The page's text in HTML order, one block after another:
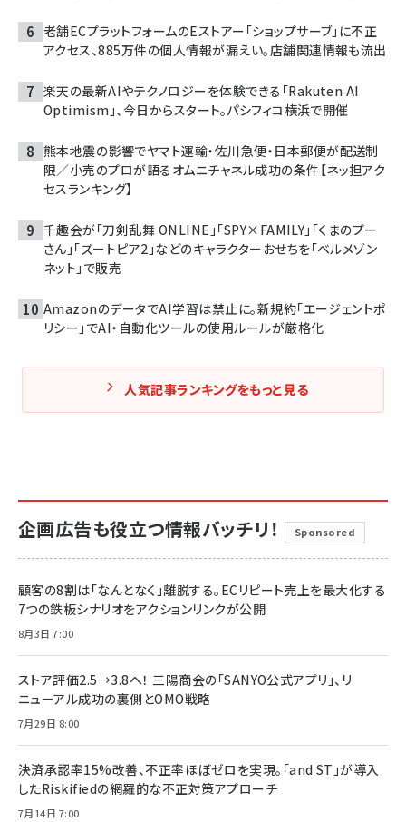
老舗ECプラットフォームのEストアー「ショップサーブ」に不正
アクセス、885万件の個人情報が漏えい。店舗関連情報も流出
楽天の最新AIやテクノロジーを体験できる「Rakuten AI
Optimism」、今日からスタート。パシフィコ横浜で開催
熊本地震の影響でヤマト運輸・佐川急便・日本郵便が配送制
限／小売のプロが語るオムニチャネル成功の条件【ネッ担アク
セスランキング】
千趣会が「刀剣乱舞 ONLINE」「SPY×FAMILY」「くまのプー
さん」「ズートピア2」などのキャラクターおせちを「ベルメゾン
ネット」で販売
AmazonのデータでAI学習は禁止に。新規約「エージェントポ
リシー」でAI・自動化ツールの使用ルールが厳格化
人気記事ランキングをもっと見る
企画広告も役立つ情報バッチリ！ Sponsored
顧客の8割は「なんとなく」離脱する。ECリピート売上を最大化する
7つの鉄板シナリオをアクションリンクが公開
8月3日 7:00
ストア評価2.5→3.8へ！ 三陽商会の「SANYO公式アプリ」、リ
ニューアル成功の裏側とOMO戦略
7月29日 8:00
決済承認率15%改善、不正率ほぼゼロを実現。「and ST」が導入
したRiskifiedの網羅的な不正対策アプローチ
7月14日 7:00